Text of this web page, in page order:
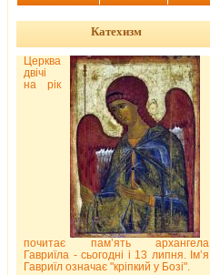
Катехизм
Церква
двічі
на рік
почитає пам’ять архангела
Гавриїла - сьогодні і 13 липня. Ім’я
Гавриїл означає "кріпкий у Бозі".